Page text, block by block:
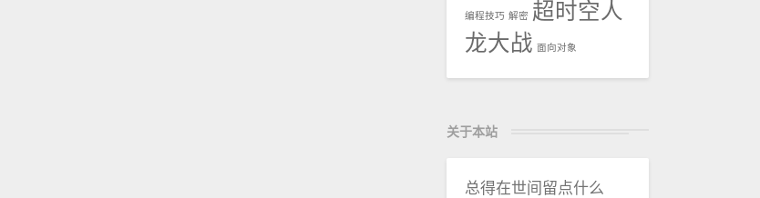
编程技巧 解密 超时空人
龙大战 面向对象
关于本站
总得在世间留点什么